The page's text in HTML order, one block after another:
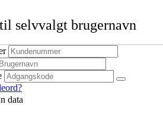
selvvalgt brugernavn
data